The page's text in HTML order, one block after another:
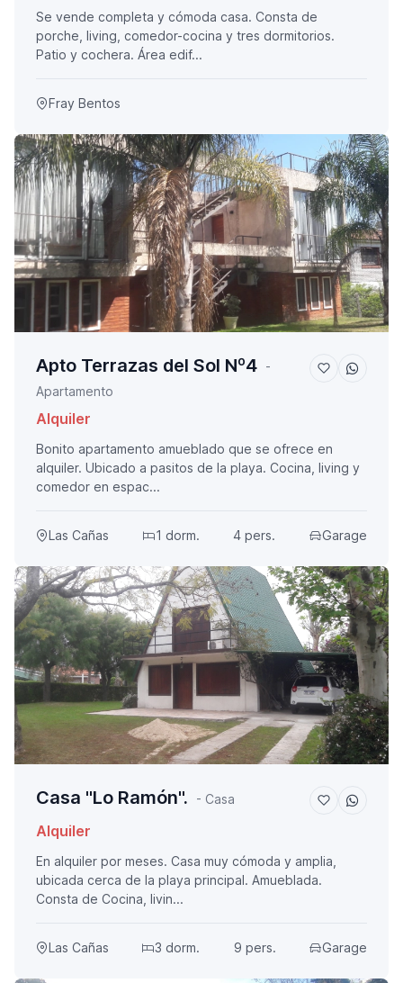
Se vende completa y cómoda casa. Consta de
porche, living, comedor-cocina y tres dormitorios.
Patio y cochera. Área edif...
Fray Bentos
Apto Terrazas del Sol Nº4 -
Apartamento
Alquiler
Bonito apartamento amueblado que se ofrece en
alquiler. Ubicado a pasitos de la playa. Cocina, living y
comedor en espac...
Las Cañas 1 dorm. 4 pers. Garage
Casa "Lo Ramón". - Casa
Alquiler
En alquiler por meses. Casa muy cómoda y amplia,
ubicada cerca de la playa principal. Amueblada.
Consta de Cocina, livin...
Las Cañas 3 dorm. 9 pers. Garage